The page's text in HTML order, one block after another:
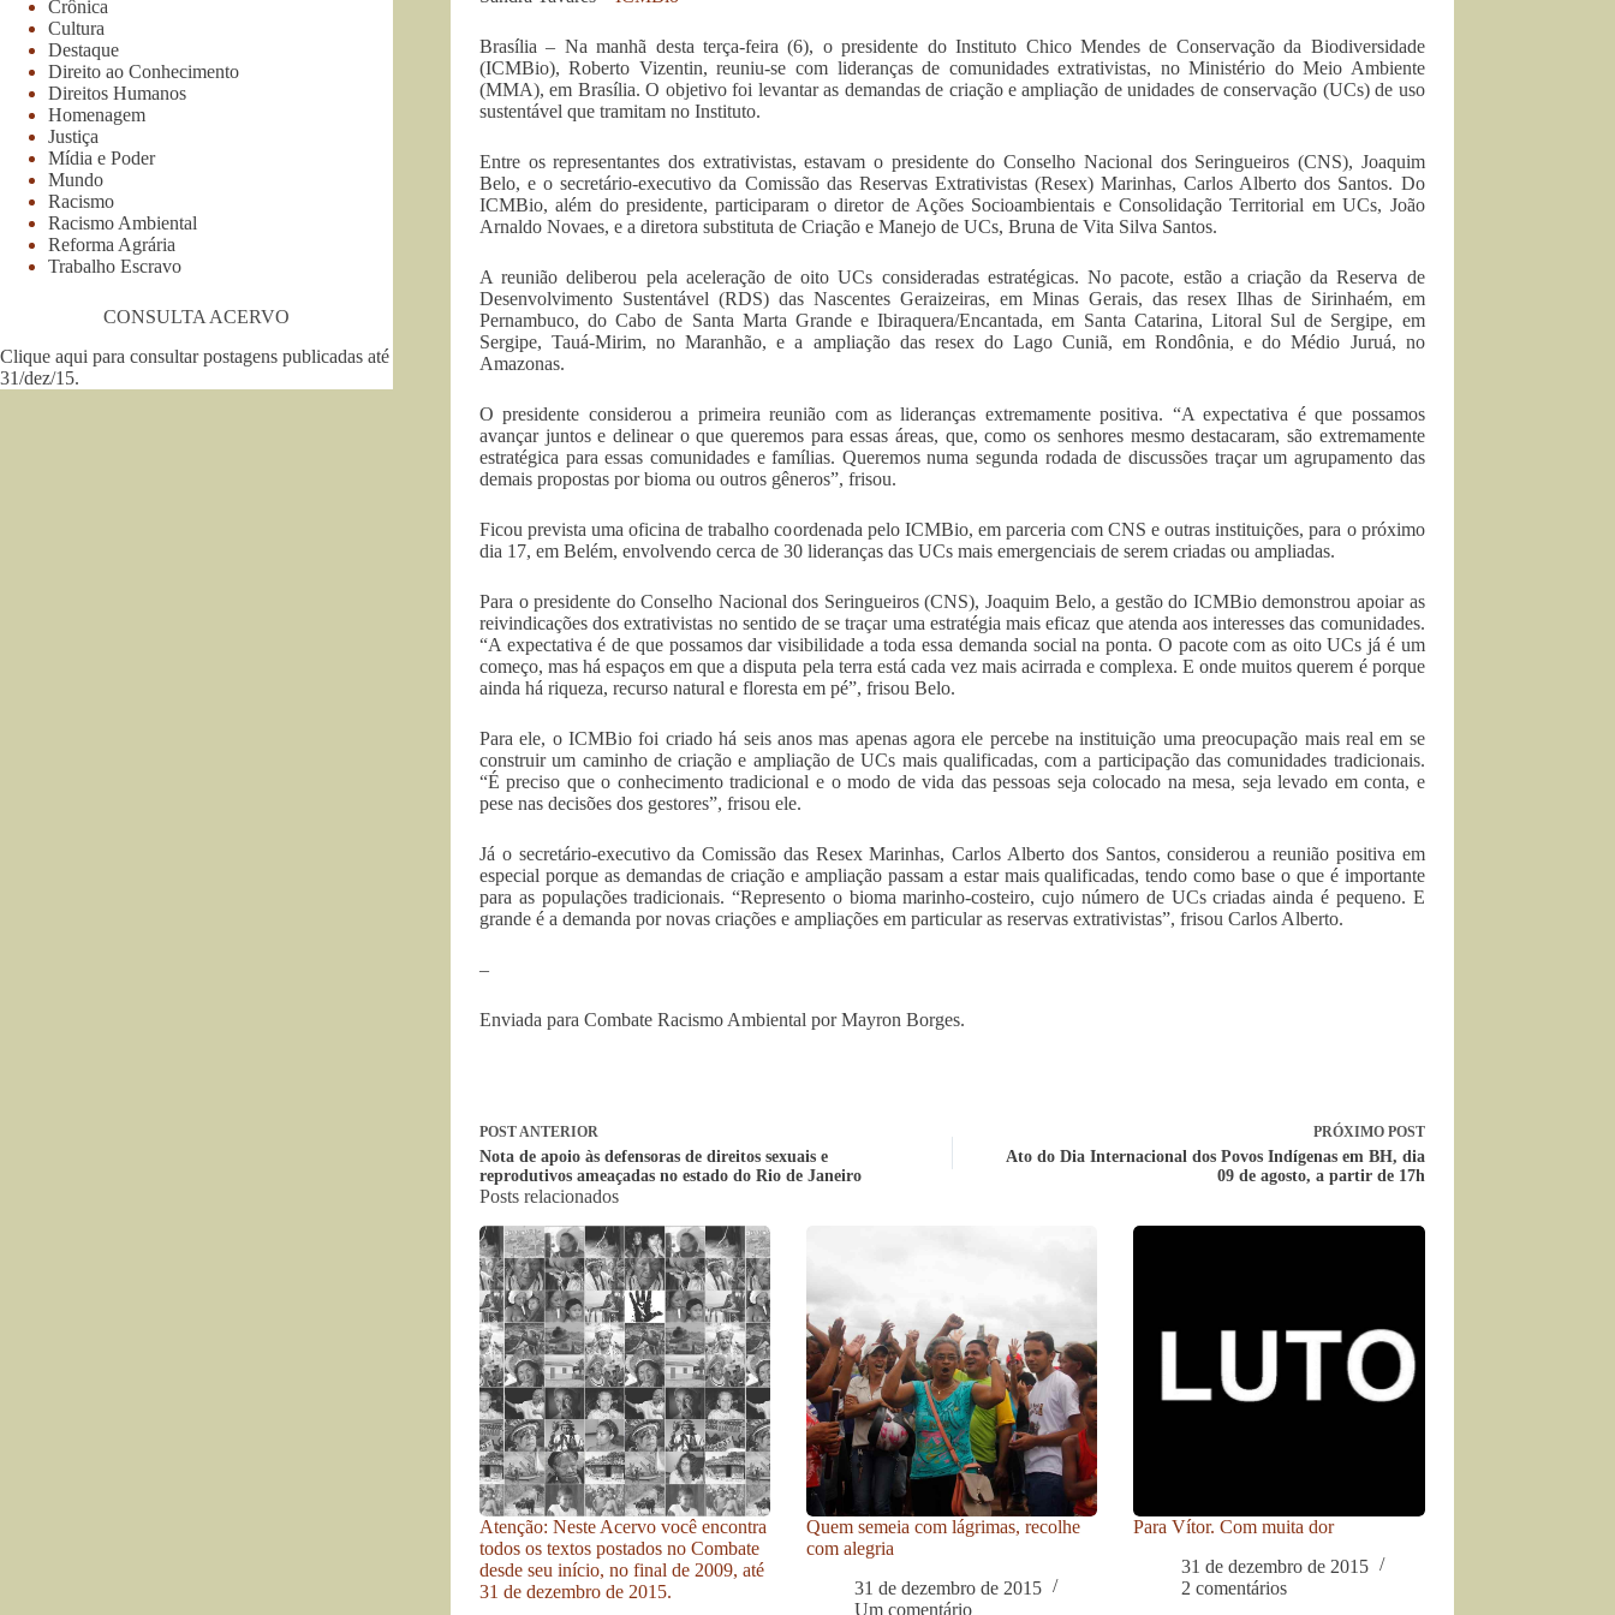
Brasília – Na manhã desta terça-feira (6), o presidente do Instituto Chico Mendes de Conservação da Biodiversidade
(ICMBio), Roberto Vizentin, reuniu-se com lideranças de comunidades extrativistas, no Ministério do Meio Ambiente
(MMA), em Brasília. O objetivo foi levantar as demandas de criação e ampliação de unidades de conservação (UCs) de uso
sustentável que tramitam no Instituto.
Entre os representantes dos extrativistas, estavam o presidente do Conselho Nacional dos Seringueiros (CNS), Joaquim
Belo, e o secretário-executivo da Comissão das Reservas Extrativistas (Resex) Marinhas, Carlos Alberto dos Santos. Do
ICMBio, além do presidente, participaram o diretor de Ações Socioambientais e Consolidação Territorial em UCs, João
Arnaldo Novaes, e a diretora substituta de Criação e Manejo de UCs, Bruna de Vita Silva Santos.
A reunião deliberou pela aceleração de oito UCs consideradas estratégicas. No pacote, estão a criação da Reserva de
Desenvolvimento Sustentável (RDS) das Nascentes Geraizeiras, em Minas Gerais, das resex Ilhas de Sirinhaém, em
Pernambuco, do Cabo de Santa Marta Grande e Ibiraquera/Encantada, em Santa Catarina, Litoral Sul de Sergipe, em
Sergipe, Tauá-Mirim, no Maranhão, e a ampliação das resex do Lago Cuniã, em Rondônia, e do Médio Juruá, no
Amazonas.
O presidente considerou a primeira reunião com as lideranças extremamente positiva. “A expectativa é que possamos
avançar juntos e delinear o que queremos para essas áreas, que, como os senhores mesmo destacaram, são extremamente
estratégica para essas comunidades e famílias. Queremos numa segunda rodada de discussões traçar um agrupamento das
demais propostas por bioma ou outros gêneros”, frisou.
Ficou prevista uma oficina de trabalho coordenada pelo ICMBio, em parceria com CNS e outras instituições, para o próximo
dia 17, em Belém, envolvendo cerca de 30 lideranças das UCs mais emergenciais de serem criadas ou ampliadas.
Para o presidente do Conselho Nacional dos Seringueiros (CNS), Joaquim Belo, a gestão do ICMBio demonstrou apoiar as
reivindicações dos extrativistas no sentido de se traçar uma estratégia mais eficaz que atenda aos interesses das comunidades.
“A expectativa é de que possamos dar visibilidade a toda essa demanda social na ponta. O pacote com as oito UCs já é um
começo, mas há espaços em que a disputa pela terra está cada vez mais acirrada e complexa. E onde muitos querem é porque
ainda há riqueza, recurso natural e floresta em pé”, frisou Belo.
Para ele, o ICMBio foi criado há seis anos mas apenas agora ele percebe na instituição uma preocupação mais real em se
construir um caminho de criação e ampliação de UCs mais qualificadas, com a participação das comunidades tradicionais.
“É preciso que o conhecimento tradicional e o modo de vida das pessoas seja colocado na mesa, seja levado em conta, e
pese nas decisões dos gestores”, frisou ele.
Já o secretário-executivo da Comissão das Resex Marinhas, Carlos Alberto dos Santos, considerou a reunião positiva em
especial porque as demandas de criação e ampliação passam a estar mais qualificadas, tendo como base o que é importante
para as populações tradicionais. “Represento o bioma marinho-costeiro, cujo número de UCs criadas ainda é pequeno. E
grande é a demanda por novas criações e ampliações em particular as reservas extrativistas”, frisou Carlos Alberto.
–
Enviada para Combate Racismo Ambiental por Mayron Borges.
POSTANTERIOR
Nota de apoio às defensoras de direitos sexuais e
reprodutivos ameaçadas no estado do Rio de Janeiro
PRÓXIMO POST
Ato do Dia Internacional dos Povos Indígenas em BH, dia
09 de agosto, a partir de 17h
Posts relacionados
Atenção: Neste Acervo você encontra
todos os textos postados no Combate
desde seu início, no final de 2009, até
31 de dezembro de 2015.
Quem semeia com lágrimas, recolhe
com alegria
31 de dezembro de 2015
Um comentário
Para Vítor. Com muita dor
31 de dezembro de 2015
2 comentários
Crônica
Cultura
Destaque
Direito ao Conhecimento
Direitos Humanos
Homenagem
Justiça
Mídia e Poder
Mundo
Racismo
Racismo Ambiental
Reforma Agrária
Trabalho Escravo
CONSULTA ACERVO
Clique aqui para consultar postagens publicadas até
31/dez/15.